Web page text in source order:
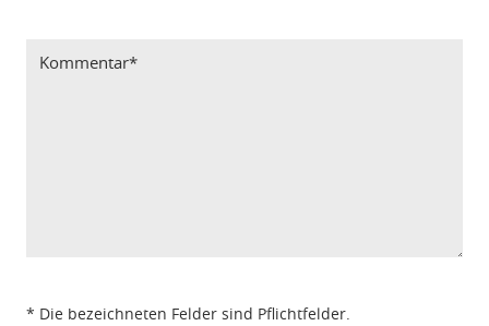
* Die bezeichneten Felder sind Pflichtfelder.